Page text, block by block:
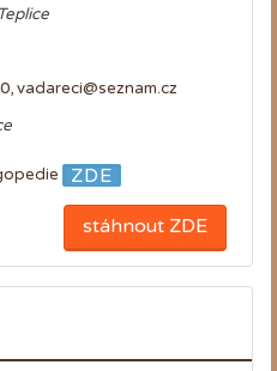
vadareci@seznam.cz
ZDE
stáhnout ZDE